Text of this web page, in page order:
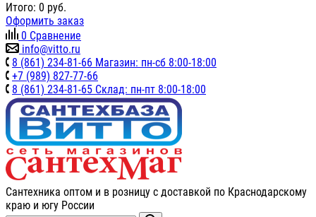
Итого: 0 руб.
Оформить заказ
0 Сравнение
info@vitto.ru
8 (861) 234-81-66 Магазин: пн-сб 8:00-18:00
+7 (989) 827-77-66
8 (861) 234-81-65 Склад: пн-пт 8:00-18:00
Сантехника оптом и в розницу с доставкой по Краснодарскому
краю и югу России